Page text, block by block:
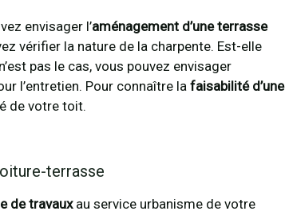
envisager l’aménagement d’une terrasse
vérifier la nature de la charpente. Est-elle
pas le cas, vous pouvez envisager
l’entretien. Pour connaître la faisabilité d’une
de votre toit.
terrasse
de travauxau service urbanisme de votre